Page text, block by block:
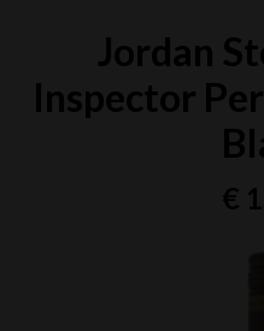
Jordan
Inspector
€